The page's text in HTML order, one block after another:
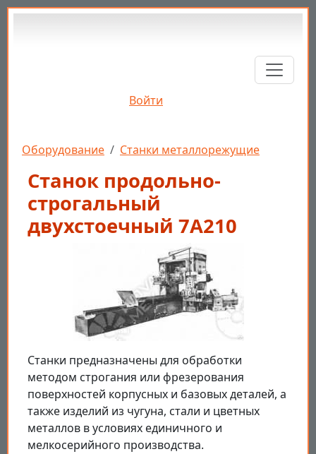
Перейти к основному содержанию
Войти
Строка навигации
Оборудование Станки металлорежущие
Станок продольно-
строгальный
двухстоечный 7А210
Станки предназначены для обработки
методом строгания или фрезерования
поверхностей корпусных и базовых деталей, а
также изделий из чугуна, стали и цветных
металлов в условиях единичного и
мелкосерийного производства.